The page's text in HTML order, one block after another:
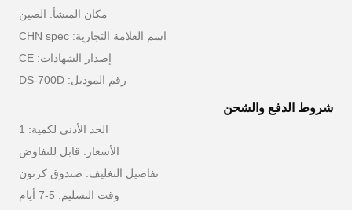
مكان المنشأ: الصين
اسم العلامة التجارية: CHN spec
إصدار الشهادات: CE
رقم الموديل: DS-700D
شروط الدفع والشحن
الحد الأدنى لكمية: 1
الأسعار: قابل للتفاوض
تفاصيل التغليف: صندوق كرتون
وقت التسليم: 5-7 أيام